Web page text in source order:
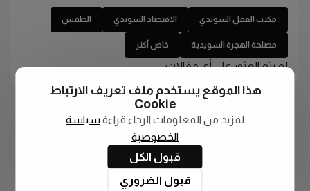
مكتب العمل السويدي الاقتصاد السويدي الطقس
مصلحة الهجرة السويدية خاص أكتر
لم يتم العثور على أي مقالات
هذا الموقع يستخدم ملف تعريف الارتباط
Cookie
لمزيد من المعلومات الرجاء قراءة سياسة
الخصوصية
قبول الكل
قبول الضروري